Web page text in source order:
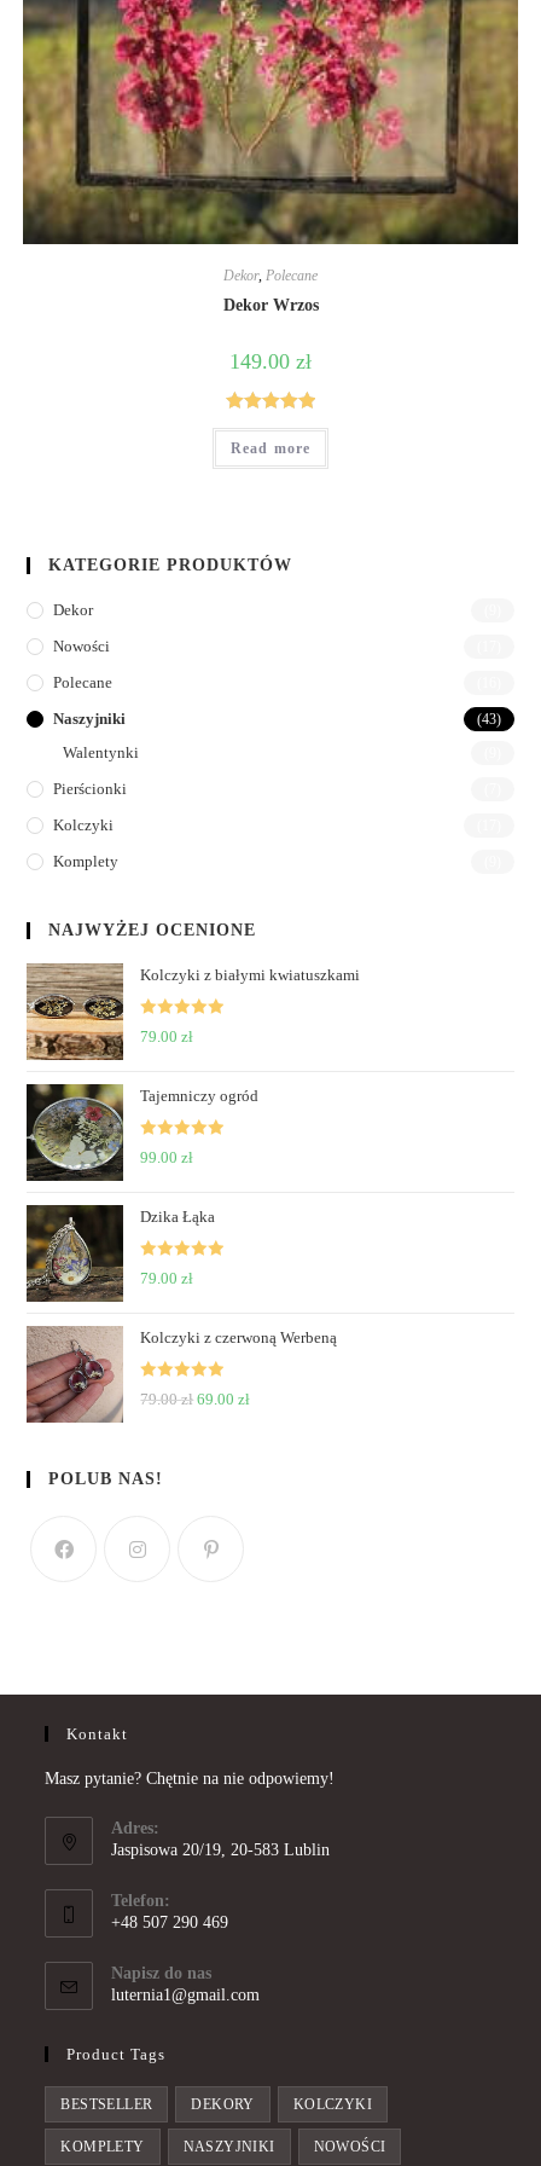
Dekor, Polecane
Dekor Wrzos
149.00 zł
Rated5out
of 5
Read more
KATEGORIE PRODUKTÓW
Dekor
Nowości
Polecane
Naszyjniki (43)
Walentynki
Pierścionki
Kolczyki
Komplety
NAJWYŻEJ OCENIONE
Kolczyki z białymi kwiatuszkami
Rated 5out
79.00zł
Tajemniczy ogród
Rated 5out
99.00zł
Dzika Łąka
Rated 5out
79.00zł
Kolczyki z czerwoną Werbeną
Rated 5out
79.00zł 69.00zł
POLUB NAS!
Kontakt
Masz pytanie? Chętnie na nie odpowiemy!
Adres:
Jaspisowa 20/19, 20-583 Lublin
Telefon:
+48 507 290 469
in
your
Napisz do nas
luternia1@gmail.com
Product Tags
BESTSELLER DEKORY KOLCZYKI
KOMPLETY NASZYJNIKI NOWOŚCI